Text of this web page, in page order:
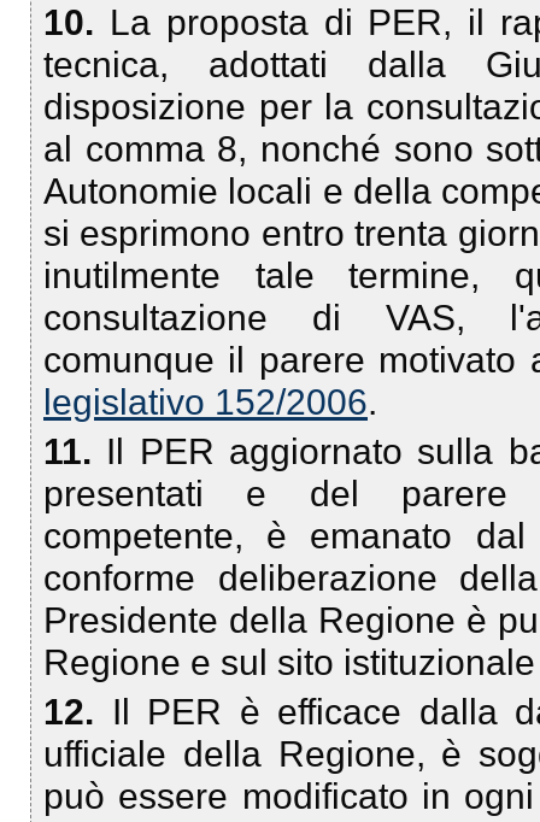
10. La proposta di PER, il
tecnica, adottati dalla
disposizione per la
al comma 8, nonché sono
Autonomie locali e della
si esprimono entro trenta
inutilmente tale termine,
consultazione di VAS,
comunque il parere motivato
legislativo 152/2006.
11. Il PER aggiornato sulla
presentati e del parere
competente, è emanato
conforme deliberazione
Presidente della Regione è
Regione e sul sito
12. Il PER è efficace dalla
ufficiale della Regione, è
può essere modificato in